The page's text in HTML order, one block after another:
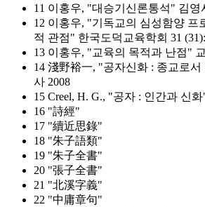
11 이홍우, "대승기신론통석" 김영
12 이홍우, "기독교의 심성함양 프
적 관점" 한국도덕교육학회 31
13 이홍우, "교육의 목적과 난점"
14 淺野裕一, "공자신화 : 종교로
사 2008
15 Creel, H. G., "공자 : 인간과 신
16 "詩經"
17 "續近思錄"
18 "朱子語類"
19 "朱子全書"
20 "張子全書"
21 "北溪字義"
22 "中庸章句"